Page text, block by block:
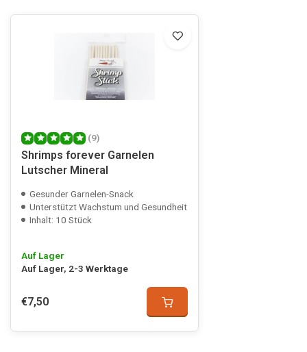
(9)
Shrimps forever Garnelen
Lutscher Mineral
Gesunder Garnelen-Snack
Unterstützt Wachstum und Gesundheit
Inhalt: 10 Stück
Auf Lager
Auf Lager, 2-3 Werktage
€7,50